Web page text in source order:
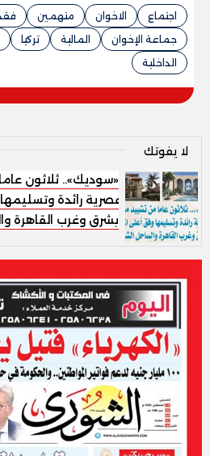
اجتماع الاخوان متهمين
جماعة الإخوان
المالية تركيا
الداخلية
لا يفوتك
«سوديك».. ثلاثون
عصرية رائدة
بشرق وغرب القاهرة